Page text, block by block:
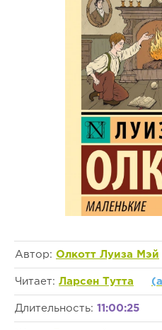
Автор: Олкотт Луиза Мэй
Читает: Ларсен Тутта
Длительность: 11:00:25